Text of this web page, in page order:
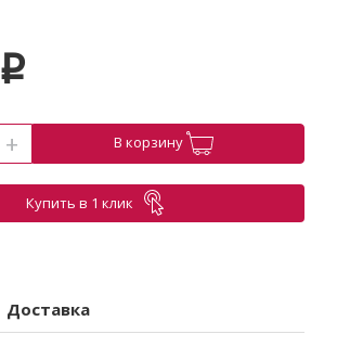
p
+ В корзину
Купить в 1 клик
Доставка